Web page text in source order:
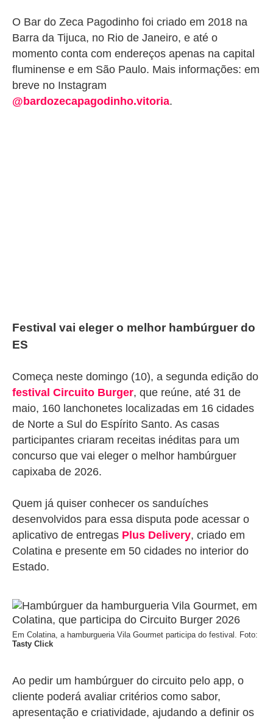
O Bar do Zeca Pagodinho foi criado em 2018 na
Barra da Tijuca, no Rio de Janeiro, e até o
momento conta com endereços apenas na capital
fluminense e em São Paulo. Mais informações: em
breve no Instagram
@bardozecapagodinho.vitoria.
Festival vai eleger o melhor hambúrguer do
ES
Começa neste domingo (10), a segunda edição do
festival Circuito Burger, que reúne, até 31 de
maio, 160 lanchonetes localizadas em 16 cidades
de Norte a Sul do Espírito Santo. As casas
participantes criaram receitas inéditas para um
concurso que vai eleger o melhor hambúrguer
capixaba de 2026.
Quem já quiser conhecer os sanduíches
desenvolvidos para essa disputa pode acessar o
aplicativo de entregas Plus Delivery, criado em
Colatina e presente em 50 cidades no interior do
Estado.
Em Colatina, a hamburgueria Vila Gourmet participa do festival. Foto:
Tasty Click
Ao pedir um hambúrguer do circuito pelo app, o
cliente poderá avaliar critérios como sabor,
apresentação e criatividade, ajudando a definir os